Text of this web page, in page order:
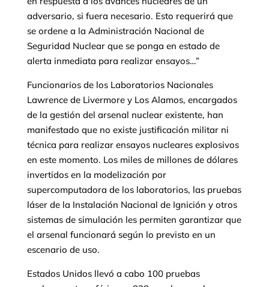
adversario, si fuera necesario. Esto requerirá que
se ordene a la Administración Nacional de
Seguridad Nuclear que se ponga en estado de
alerta inmediata para realizar ensayos…”
Funcionarios de los Laboratorios Nacionales
Lawrence de Livermore y Los Alamos, encargados
de la gestión del arsenal nuclear existente, han
manifestado que no existe justificación militar ni
técnica para realizar ensayos nucleares explosivos
en este momento. Los miles de millones de dólares
invertidos en la modelización por
supercomputadora de los laboratorios, las pruebas
láser de la Instalación Nacional de Ignición y otros
sistemas de simulación les permiten garantizar que
el arsenal funcionará según lo previsto en un
escenario de uso.
Estados Unidos llevó a cabo 100 pruebas